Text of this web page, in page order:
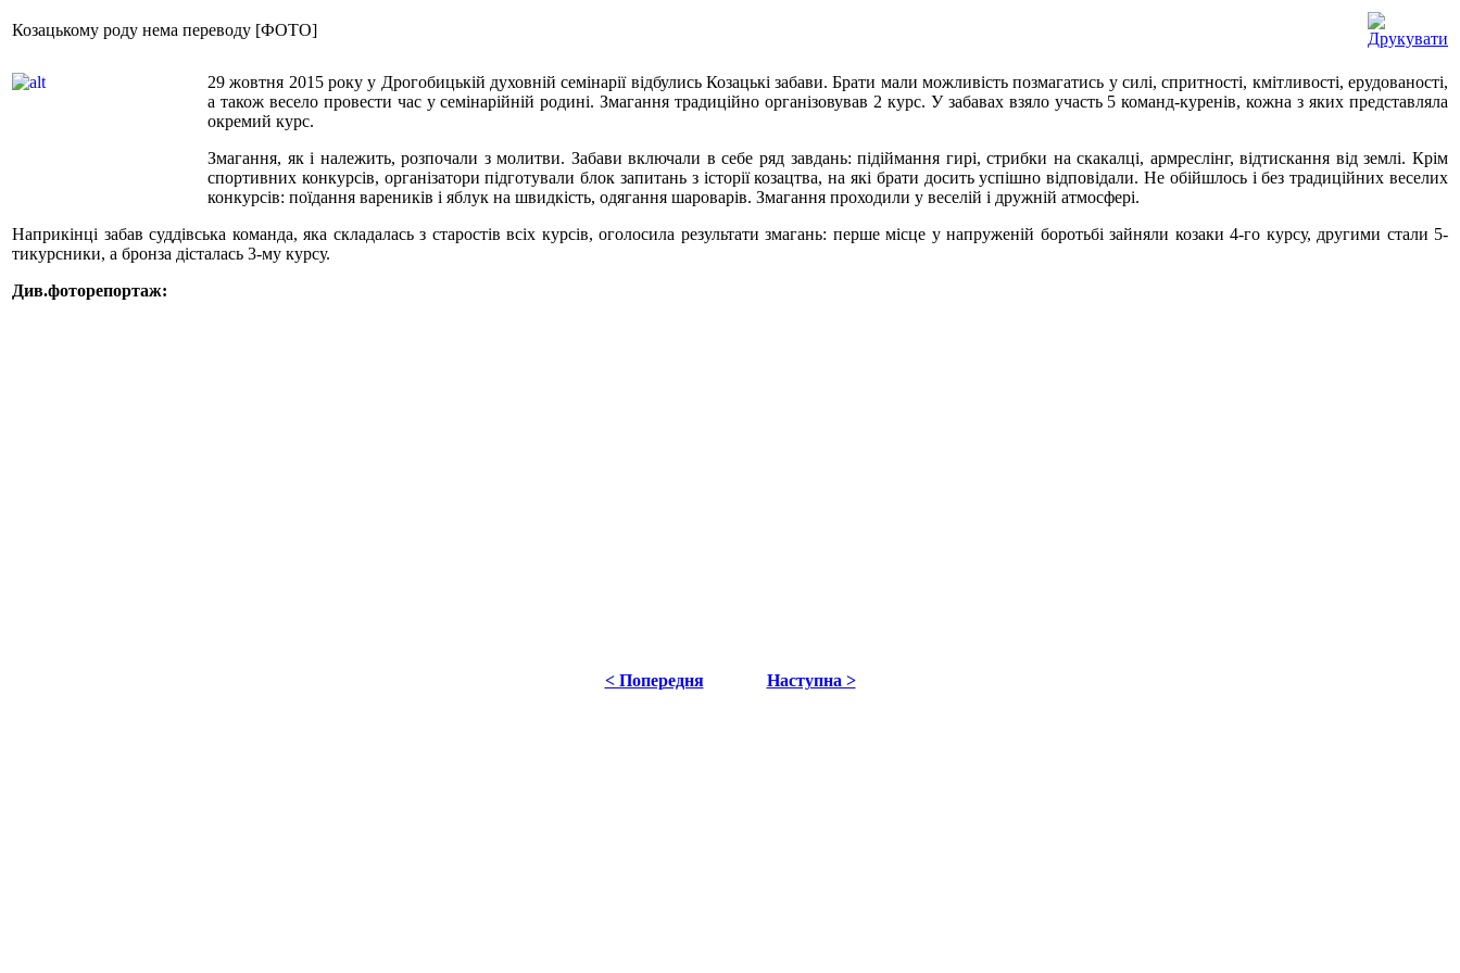
Козацькому роду нема переводу [ФОТО]
29 жовтня 2015 року у Дрогобицькій духовній семінарії відбулись Козацькі забави. Брати мали можливість позмагатись у силі, спритності, кмітливості, ерудованості,
а також весело провести час у семінарійній родині. Змагання традиційно організовував 2 курс. У забавах взяло участь 5 команд-куренів, кожна з яких представляла
окремий курс.
Змагання, як і належить, розпочали з молитви. Забави включали в себе ряд завдань: підіймання гирі, стрибки на скакалці, армреслінг, відтискання від землі. Крім
спортивних конкурсів, організатори підготували блок запитань з історії козацтва, на які брати досить успішно відповідали. Не обійшлось і без традиційних веселих
конкурсів: поїдання вареників і яблук на швидкість, одягання шароварів. Змагання проходили у веселій і дружній атмосфері.
Наприкінці забав суддівська команда, яка складалась з старостів всіх курсів, оголосила результати змагань: перше місце у напруженій боротьбі зайняли козаки 4-го курсу, другими стали 5-
тикурсники, а бронза дісталась 3-му курсу.
Див.фоторепортаж:
< Попередня Наступна >